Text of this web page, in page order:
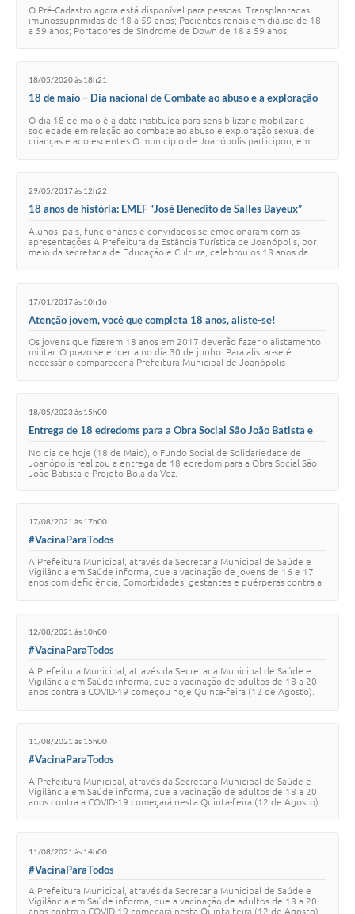
O Pré-Cadastro agora está disponível para pessoas: Transplantadas
imunossuprimidas de 18 a 59 anos; Pacientes renais em diálise de 18
a 59 anos; Portadores de Síndrome de Down de 18 a 59 anos;
18/05/2020 às 18h21
18 de maio – Dia nacional de Combate ao abuso e a exploração
O dia 18 de maio é a data instituída para sensibilizar e mobilizar a
sociedade em relação ao combate ao abuso e exploração sexual de
crianças e adolescentes O município de Joanópolis participou, em
29/05/2017 às 12h22
18 anos de história: EMEF “José Benedito de Salles Bayeux”
Alunos, pais, funcionários e convidados se emocionaram com as
apresentações A Prefeitura da Estância Turística de Joanópolis, por
meio da secretaria de Educação e Cultura, celebrou os 18 anos da
17/01/2017 às 10h16
Atenção jovem, você que completa 18 anos, aliste-se!
Os jovens que fizerem 18 anos em 2017 deverão fazer o alistamento
militar. O prazo se encerra no dia 30 de junho. Para alistar-se é
necessário comparecer à Prefeitura Municipal de Joanópolis
18/05/2023 às 15h00
Entrega de 18 edredoms para a Obra Social São João Batista e
No dia de hoje (18 de Maio), o Fundo Social de Solidariedade de
Joanópolis realizou a entrega de 18 edredom para a Obra Social São
João Batista e Projeto Bola da Vez.
17/08/2021 às 17h00
#VacinaParaTodos
A Prefeitura Municipal, através da Secretaria Municipal de Saúde e
Vigilância em Saúde informa, que a vacinação de jovens de 16 e 17
anos com deficiência, Comorbidades, gestantes e puérperas contra a
12/08/2021 às 10h00
#VacinaParaTodos
A Prefeitura Municipal, através da Secretaria Municipal de Saúde e
Vigilância em Saúde informa, que a vacinação de adultos de 18 a 20
anos contra a COVID-19 começou hoje Quinta-feira (12 de Agosto).
11/08/2021 às 15h00
#VacinaParaTodos
A Prefeitura Municipal, através da Secretaria Municipal de Saúde e
Vigilância em Saúde informa, que a vacinação de adultos de 18 a 20
anos contra a COVID-19 começará nesta Quinta-feira (12 de Agosto).
11/08/2021 às 14h00
#VacinaParaTodos
A Prefeitura Municipal, através da Secretaria Municipal de Saúde e
Vigilância em Saúde informa, que a vacinação de adultos de 18 a 20
anos contra a COVID-19 começará nesta Quinta-feira (12 de Agosto).